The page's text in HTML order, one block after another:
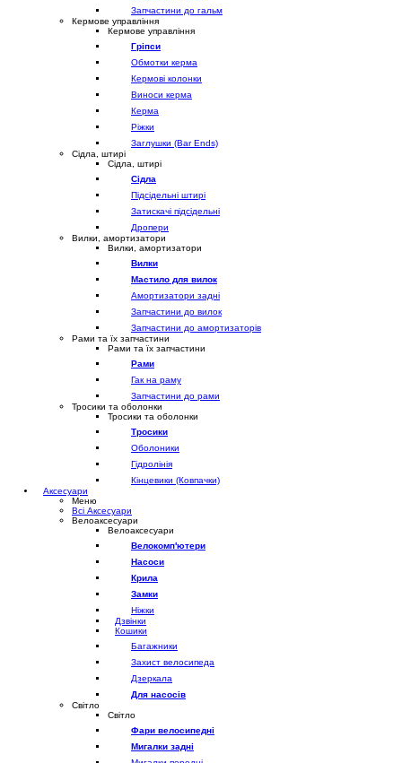
Запчастини до гальм
Кермове управління
Кермове управління
Гріпси
Обмотки керма
Кермові колонки
Виноси керма
Керма
Ріжки
Заглушки (Bar Ends)
Сідла, штирі
Сідла, штирі
Сідла
Підсідельні штирі
Затискачі підсідельні
Дропери
Вилки, амортизатори
Вилки, амортизатори
Вилки
Мастило для вилок
Амортизатори задні
Запчастини до вилок
Запчастини до амортизаторів
Рами та їх запчастини
Рами та їх запчастини
Рами
Гак на раму
Запчастини до рами
Тросики та оболонки
Тросики та оболонки
Тросики
Оболоники
Гідролінія
Кінцевики (Ковпачки)
Аксесуари
Меню
Всі Аксесуари
Велоаксесуари
Велоаксесуари
Велокомп'ютери
Насоси
Крила
Замки
Ніжки
Дзвінки
Кошики
Багажники
Захист велосипеда
Дзеркала
Для насосів
Світло
Світло
Фари велосипедні
Мигалки задні